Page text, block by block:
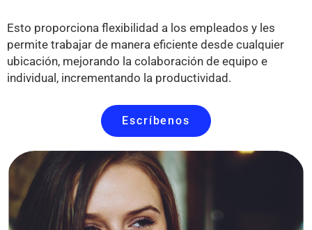
Esto proporciona flexibilidad a los empleados y les
permite trabajar de manera eficiente desde cualquier
ubicación, mejorando la colaboración de equipo e
individual, incrementando la productividad.
Escríbenos